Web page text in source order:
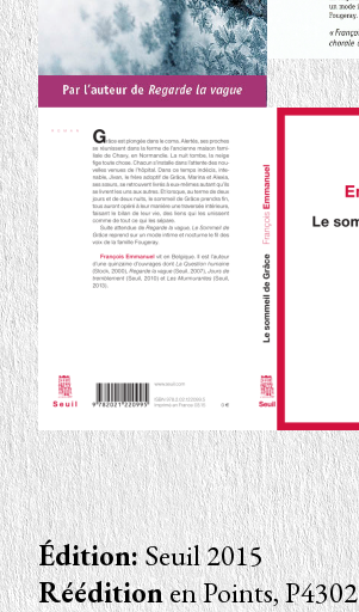
Édition:Seuil 2015
Rééditionen Points, P4302